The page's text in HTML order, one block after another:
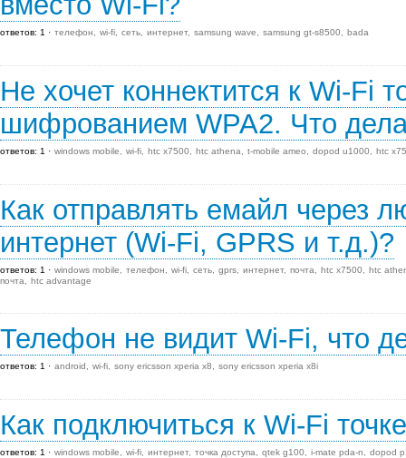
ответов: 1 телефон wi-fi сеть интернет samsung wave samsung gt-s8500 bada
Не хочет коннектится к Wi-Fi
шифрованием WPA2. Что
ответов: 1 windows mobile wi-fi htc x7500 htc athena t-mobile ameo dopod u1000 htc
Как отправлять емайл через
интернет (Wi-Fi, GPRS и т.д.)?
ответов: 1 windows mobile телефон wi-fi сеть gprs интернет почта htc x7500
htc
почта
htc advantage
Телефон не видит Wi-Fi, что
ответов: 1 android wi-fi sony ericsson xperia x8 sony ericsson xperia x8i
Как подключиться к Wi-Fi
ответов: 1 windows mobile wi-fi интернет точка доступа qtek g100 i-mate pda-n dopod